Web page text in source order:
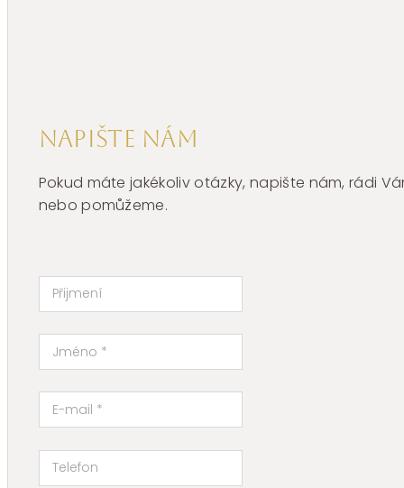
Napište nám
Pokud máte jakékoliv otázky, napište nám, rádi
nebo pomůžeme.